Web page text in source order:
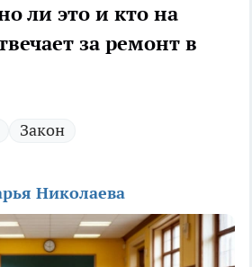
ли это и кто на
за ремонт в
Закон
Николаева